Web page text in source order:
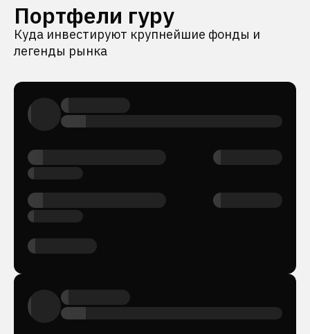
Портфели гуру
Куда инвестируют крупнейшие фонды и
легенды рынка